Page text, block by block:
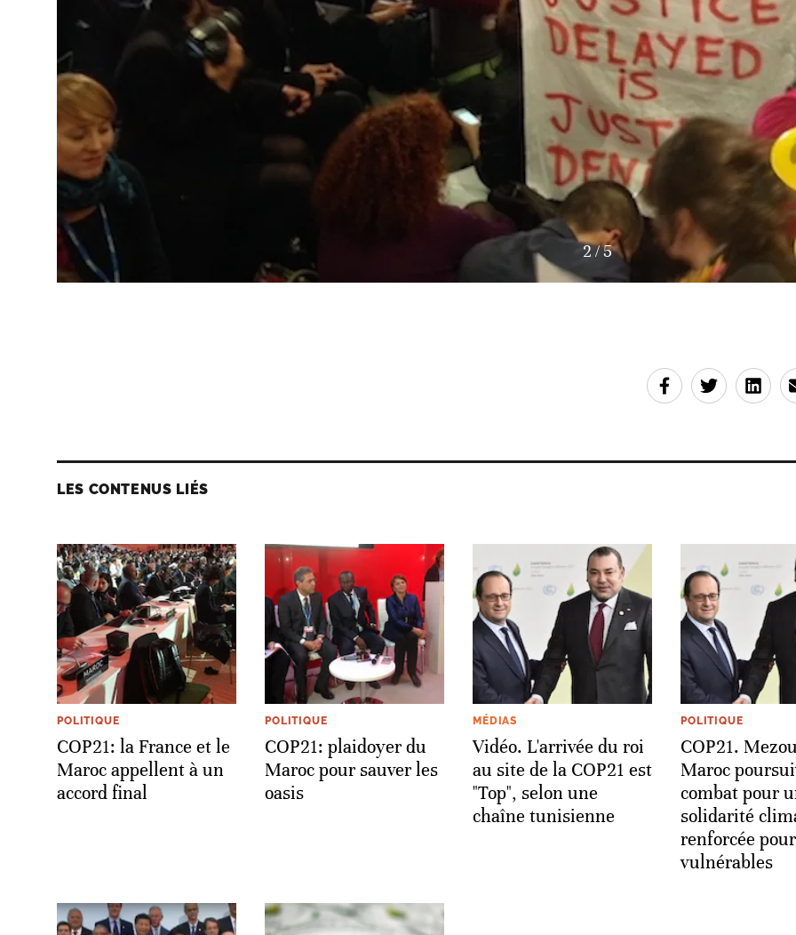
3/5
LES CONTENUS LIÉS
POLITIQUE
COP21: la France et le
Maroc appellent à un
accord final
POLITIQUE
COP21: plaidoyer du
Maroc pour sauver les
oasis
MÉDIAS
Vidéo. L'arrivée du roi
au site de la COP21 est
"Top", selon une
chaîne tunisienne
POLITIQUE
COP21.
Maroc
combat pour
solidarité
renforcée
vulnérables